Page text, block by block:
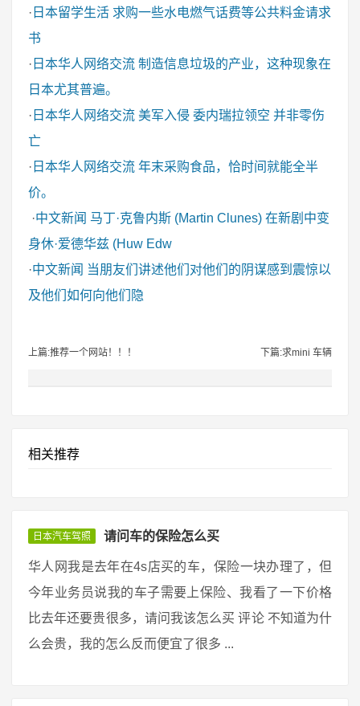
· 日本留学生活 求购一些水电燃气话费等公共料金请求
书
· 日本华人网络交流 制造信息垃圾的产业，这种现象在
日本尤其普遍。
· 日本华人网络交流 美军入侵 委内瑞拉领空 并非零伤
亡
· 日本华人网络交流 年末采购食品，恰时间就能全半
价。
·中文新闻 马丁·克鲁内斯 (Martin Clunes) 在新剧中变
身休·爱德华兹 (Huw Edw
·中文新闻 当朋友们讲述他们对他们的阴谋感到震惊以
及他们如何向他们隐
上篇:推荐一个网站！！！ 下篇:求mini 车辆
相关推荐
日本汽车驾照 请问车的保险怎么买
华人网我是去年在4s店买的车，保险一块办理了，但
今年业务员说我的车子需要上保险、我看了一下价格
比去年还要贵很多，请问我该怎么买 评论 不知道为什
么会贵，我的怎么反而便宜了很多 ...